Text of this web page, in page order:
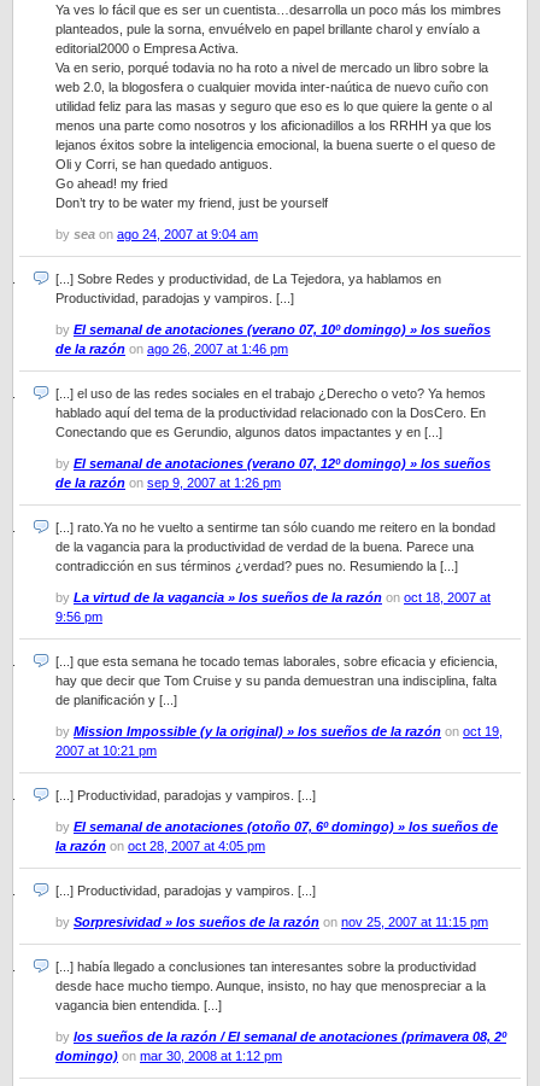
Ya ves lo fácil que es ser un cuentista…desarrolla un poco más los mimbres
planteados, pule la sorna, envuélvelo en papel brillante charol y envíalo a
editorial2000 o Empresa Activa.
Va en serio, porqué todavia no ha roto a nivel de mercado un libro sobre la
web 2.0, la blogosfera o cualquier movida inter-naútica de nuevo cuño con
utilidad feliz para las masas y seguro que eso es lo que quiere la gente o al
menos una parte como nosotros y los aficionadillos a los RRHH ya que los
lejanos éxitos sobre la inteligencia emocional, la buena suerte o el queso de
Oli y Corri, se han quedado antiguos.
Go ahead! my fried
Don’t try to be water my friend, just be yourself
by sea on ago 24, 2007 at 9:04 am
[...] Sobre Redes y productividad, de La Tejedora, ya hablamos en
Productividad, paradojas y vampiros. [...]
by El semanal de anotaciones (verano 07, 10º domingo) » los sueños
de la razón on ago 26, 2007 at 1:46 pm
[...] el uso de las redes sociales en el trabajo ¿Derecho o veto? Ya hemos
hablado aquí del tema de la productividad relacionado con la DosCero. En
Conectando que es Gerundio, algunos datos impactantes y en [...]
by El semanal de anotaciones (verano 07, 12º domingo) » los sueños
de la razón on sep 9, 2007 at 1:26 pm
[...] rato.Ya no he vuelto a sentirme tan sólo cuando me reitero en la bondad
de la vagancia para la productividad de verdad de la buena. Parece una
contradicción en sus términos ¿verdad? pues no. Resumiendo la [...]
by La virtud de la vagancia » los sueños de la razón on oct 18, 2007 at
9:56 pm
[...] que esta semana he tocado temas laborales, sobre eficacia y eficiencia,
hay que decir que Tom Cruise y su panda demuestran una indisciplina, falta
de planificación y [...]
by Mission Impossible (y la original) » los sueños de la razón on oct 19,
2007 at 10:21 pm
[...] Productividad, paradojas y vampiros. [...]
by El semanal de anotaciones (otoño 07, 6º domingo) » los sueños de
la razón on oct 28, 2007 at 4:05 pm
[...] Productividad, paradojas y vampiros. [...]
by Sorpresividad » los sueños de la razón on nov 25, 2007 at 11:15 pm
[...] había llegado a conclusiones tan interesantes sobre la productividad
desde hace mucho tiempo. Aunque, insisto, no hay que menospreciar a la
vagancia bien entendida. [...]
by los sueños de la razón / El semanal de anotaciones (primavera 08, 2º
domingo) on mar 30, 2008 at 1:12 pm